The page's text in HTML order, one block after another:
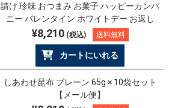
請け 珍味 おつまみ お菓子 ハッピーカンパ
ニー バレンタイン ホワイトデー お返し
¥8,210(税込) 送料無料
カートにいれる
しあわせ昆布 プレーン 65g × 10袋セット
【メール便】